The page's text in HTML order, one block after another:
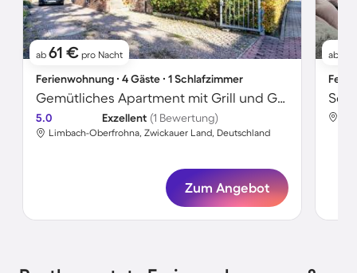
ab 61 € pro Nacht
Ferienwohnung ∙ 4 Gäste ∙ 1 Schlafzimmer
Gemütliches Apartment mit Grill und Garten
5.0 Exzellent (1 Bewertung)
Limbach-Oberfrohna, Zwickauer Land, Deutschland
Zum Angebot
ab